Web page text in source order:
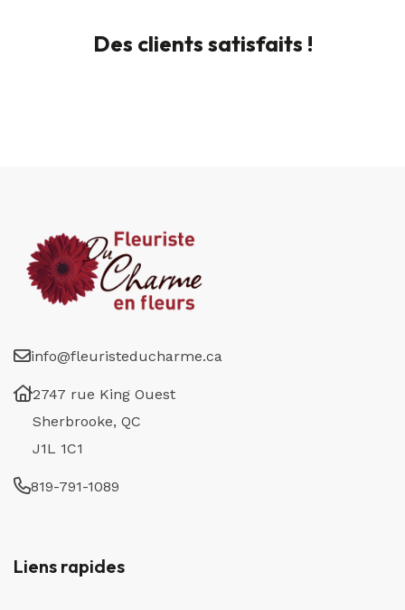
Des clients satisfaits !
info@fleuristeducharme.ca
2747 rue King Ouest
Sherbrooke, QC
J1L 1C1
819-791-1089
Liens rapides